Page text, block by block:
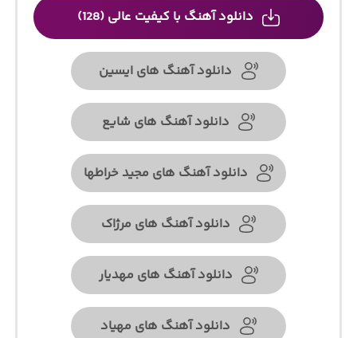
دانلود آهنگ با کیفیت عالی (128)
دانلود آهنگ های ایسین
دانلود آهنگ های شایع
دانلود آهنگ های مجید خراطها
دانلود آهنگ های مرژاک
دانلود آهنگ های مهدیار
دانلود آهنگ های مهیاد